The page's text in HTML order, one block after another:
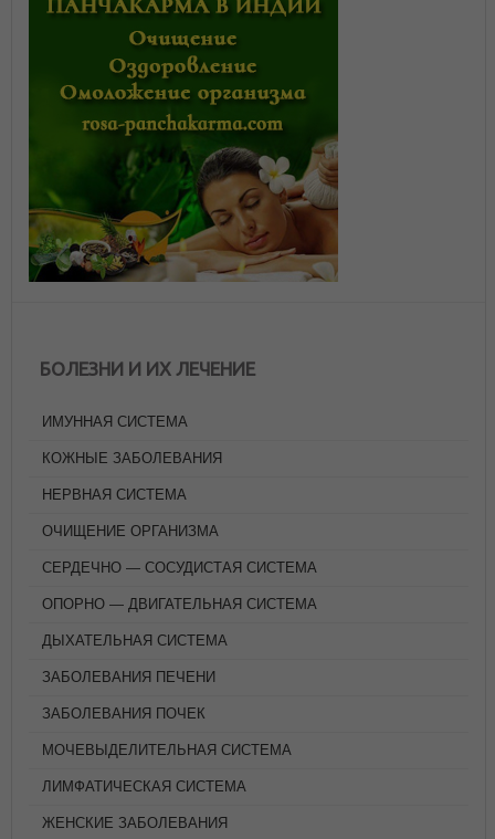
БОЛЕЗНИ И ИХ ЛЕЧЕНИЕ
ИМУННАЯ СИСТЕМА
КОЖНЫЕ ЗАБОЛЕВАНИЯ
НЕРВНАЯ СИСТЕМА
ОЧИЩЕНИЕ ОРГАНИЗМА
СЕРДЕЧНО — СОСУДИСТАЯ СИСТЕМА
ОПОРНО — ДВИГАТЕЛЬНАЯ СИСТЕМА
ДЫХАТЕЛЬНАЯ СИСТЕМА
ЗАБОЛЕВАНИЯ ПЕЧЕНИ
ЗАБОЛЕВАНИЯ ПОЧЕК
МОЧЕВЫДЕЛИТЕЛЬНАЯ СИСТЕМА
ЛИМФАТИЧЕСКАЯ СИСТЕМА
ЖЕНСКИЕ ЗАБОЛЕВАНИЯ